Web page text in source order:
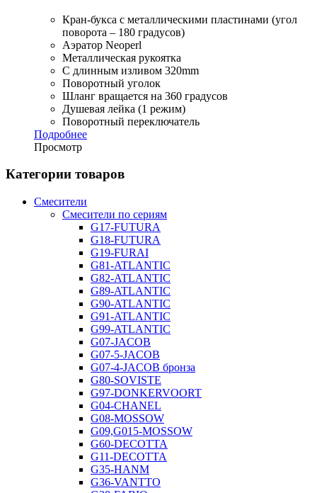
Кран-букса с металлическими пластинами (угол
поворота – 180 градусов)
Аэратор Neoperl
Металлическая рукоятка
С длинным изливом 320mm
Поворотный уголок
Шланг вращается на 360 градусов
Душевая лейка (1 режим)
Поворотный переключатель
Подробнее
Просмотр
Категории товаров
Смесители
Смесители по сериям
G17-FUTURA
G18-FUTURA
G19-FURAI
G81-ATLANTIC
G82-ATLANTIC
G89-ATLANTIC
G90-ATLANTIC
G91-ATLANTIC
G99-ATLANTIC
G07-JACOB
G07-5-JACOB
G07-4-JACOB бронза
G80-SOVISTE
G97-DONKERVOORT
G04-CHANEL
G08-MOSSOW
G09,G015-MOSSOW
G60-DECOTTA
G11-DECOTTA
G35-HANM
G36-VANTTO